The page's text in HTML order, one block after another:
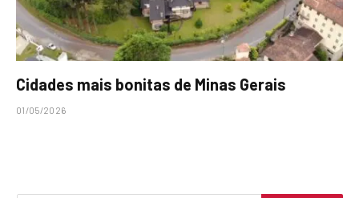
Cidades mais bonitas de Minas Gerais
01/05/2026